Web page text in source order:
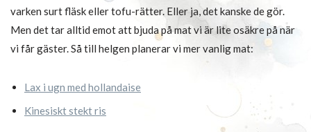
varken surt fläsk eller tofu-rätter. Eller ja, det kanske de gör.
Men det tar alltid emot att bjuda på mat vi är lite osäkre på när
vi får gäster. Så till helgen planerar vi mer vanlig mat:
Lax i ugn med hollandaise
Kinesiskt stekt ris